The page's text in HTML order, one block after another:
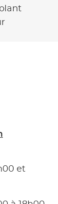
et